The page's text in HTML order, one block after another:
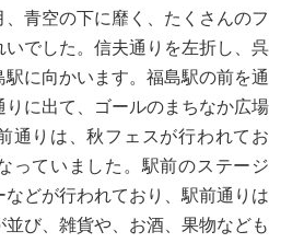
、青空の下に靡く、たくさんのフ
いでした。信夫通りを左折し、呉
に向かいます。福島駅の前を通
りに出て、ゴールのまちなか広場
通りは、秋フェスが行われてお
っていました。駅前のステージ
などが行われており、駅前通りは
び、雑貨や、お酒、果物なども